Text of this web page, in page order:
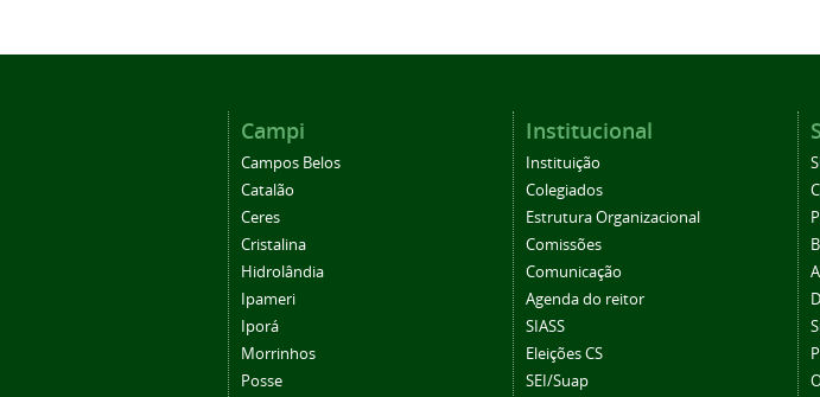
Campi
Campos Belos
Catalão
Ceres
Cristalina
Hidrolândia
Ipameri
Iporá
Morrinhos
Posse
Institucional
Instituição
Colegiados
Estrutura Organizacional
Comissões
Comunicação
Agenda do reitor
SIASS
Eleições CS
SEI/Suap